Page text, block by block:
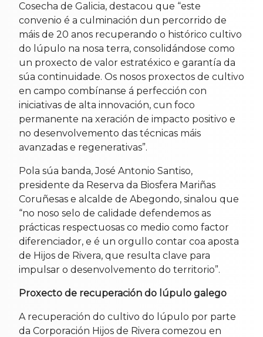
Cosecha de Galicia, destacou que “este
convenio é a culminación dun percorrido de
máis de 20 anos recuperando o histórico cultivo
do lúpulo na nosa terra, consolidándose como
un proxecto de valor estratéxico e garantía da
súa continuidade. Os nosos proxectos de cultivo
en campo combínanse á perfección con
iniciativas de alta innovación, cun foco
permanente na xeración de impacto positivo e
no desenvolvemento das técnicas máis
avanzadas e regenerativas”.
Pola súa banda, José Antonio Santiso,
presidente da Reserva da Biosfera Mariñas
Coruñesas e alcalde de Abegondo, sinalou que
“no noso selo de calidade defendemos as
prácticas respectuosas co medio como factor
diferenciador, e é un orgullo contar coa aposta
de Hijos de Rivera, que resulta clave para
impulsar o desenvolvemento do territorio”.
Proxecto de recuperación do lúpulo galego
A recuperación do cultivo do lúpulo por parte
da Corporación Hijos de Rivera comezou en